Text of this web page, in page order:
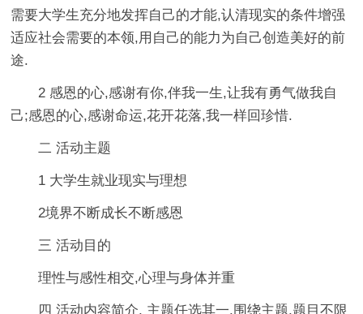
需要大学生充分地发挥自己的才能,认清现实的条件增强
适应社会需要的本领,用自己的能力为自己创造美好的前
途.
2 感恩的心,感谢有你,伴我一生,让我有勇气做我自
己;感恩的心,感谢命运,花开花落,我一样回珍惜.
二 活动主题
1 大学生就业现实与理想
2境界不断成长不断感恩
三 活动目的
理性与感性相交,心理与身体并重
四 活动内容简介, 主题任选其一,围绕主题,题目不限